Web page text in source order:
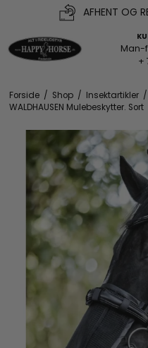
AFHENT OG
Man-
+
Forside / Shop / Insektartikler /
WALDHAUSEN Mulebeskytter. Sort